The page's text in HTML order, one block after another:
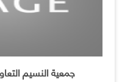
جمعية النسيم